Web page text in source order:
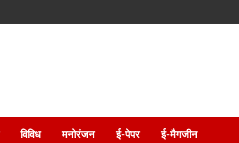
विविध मनोरंजन ई-पेपर ई-मैगजीन